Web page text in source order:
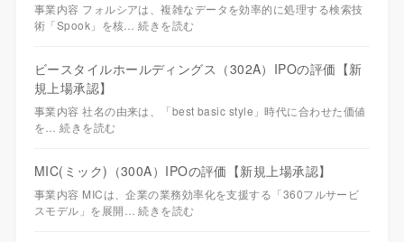
事業内容 フォルシアは、複雑なデータを効率的に処理する検索技
術「Spook」を核…続きを読む
ビースタイルホールディングス（302A）IPOの評価【新
規上場承認】
事業内容 社名の由来は、「best basic style」時代に合わせた価値
を…続きを読む
MIC(ミック)（300A）IPOの評価【新規上場承認】
事業内容 MICは、企業の業務効率化を支援する「360フルサービ
スモデル」を展開…続きを読む